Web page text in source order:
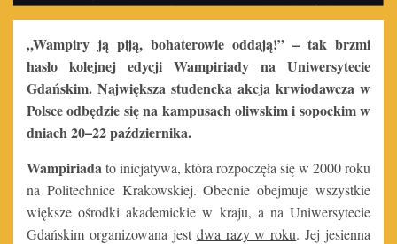
„Wampiry ją piją, bohaterowie oddają!” – tak brzmi
hasło kolejnej edycji Wampiriady na Uniwersytecie
Gdańskim. Największa studencka akcja krwiodawcza w
Polsce odbędzie się na kampusach oliwskim i sopockim w
dniach 20–22 października.
Wampiriadato inicjatywa, która rozpoczęła się w 2000 roku
na Politechnice Krakowskiej. Obecnie obejmuje wszystkie
większe ośrodki akademickie w kraju, a na Uniwersytecie
Gdańskim organizowana jest dwa razy w roku. Jej jesienna